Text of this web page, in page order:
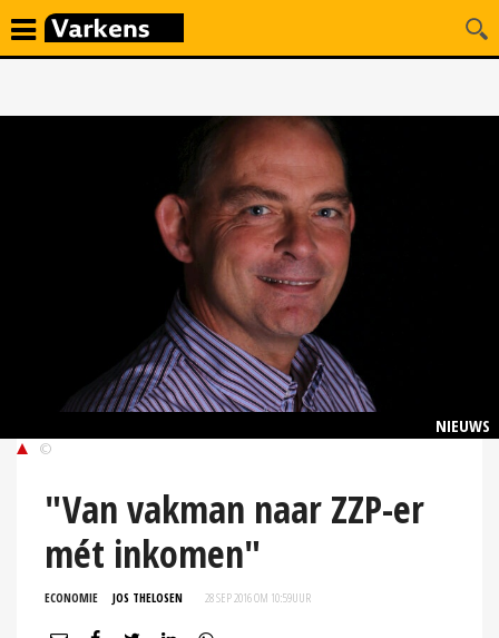
NIEUWS
©
"Van vakman naar ZZP-er
mét inkomen"
ECONOMIE JOS THELOSEN 28 SEP 2016 OM 10:59UUR